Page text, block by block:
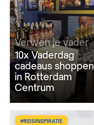
Verwen je vader
10x Vaderdag
cadeaus shoppen
in Rotterdam
Centrum
#REISINSPIRATIE